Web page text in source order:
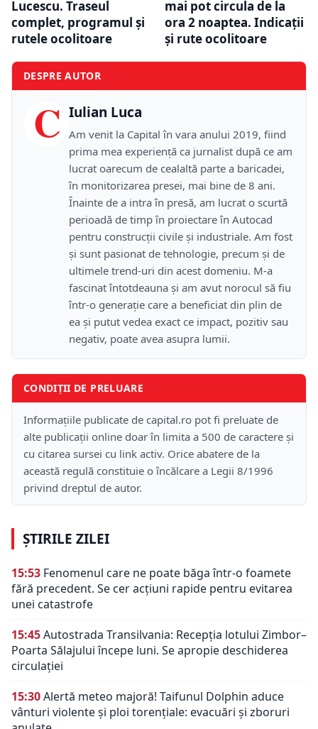
Lucescu. Traseul
complet, programul și
rutele ocolitoare
mai pot circula de la
ora 2 noaptea. Indicații
și rute ocolitoare
DESPRE AUTOR
C Iulian Luca
Am venit la Capital în vara anului 2019, fiind
prima mea experiență ca jurnalist după ce am
lucrat oarecum de cealaltă parte a baricadei,
în monitorizarea presei, mai bine de 8 ani.
Înainte de a intra în presă, am lucrat o scurtă
perioadă de timp în proiectare în Autocad
pentru construcții civile și industriale. Am fost
și sunt pasionat de tehnologie, precum și de
ultimele trend-uri din acest domeniu. M-a
fascinat întotdeauna și am avut norocul să fiu
într-o generație care a beneficiat din plin de
ea și putut vedea exact ce impact, pozitiv sau
negativ, poate avea asupra lumii.
CONDIȚII DE PRELUARE
Informațiile publicate de capital.ro pot fi preluate de
alte publicații online doar în limita a 500 de caractere și
cu citarea sursei cu link activ. Orice abatere de la
această regulă constituie o încălcare a Legii 8/1996
privind dreptul de autor.
ȘTIRILE ZILEI
15:53 Fenomenul care ne poate băga într-o foamete
fără precedent. Se cer acțiuni rapide pentru evitarea
unei catastrofe
15:45Autostrada Transilvania: Recepția lotului Zimbor–
Poarta Sălajului începe luni. Se apropie deschiderea
circulației
15:30Alertă meteo majoră! Taifunul Dolphin aduce
vânturi violente și ploi torențiale: evacuări și zboruri